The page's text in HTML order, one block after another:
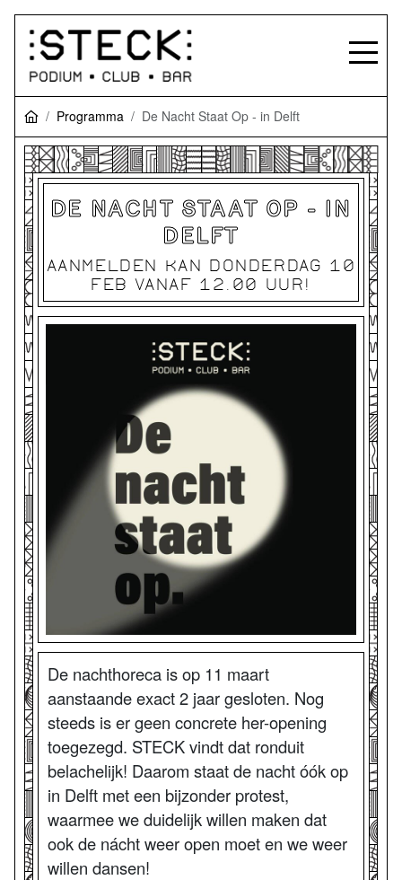
Programma De Nacht Staat Op - in Delft
DE NACHT STAAT OP - IN
DELFT
AANMELDEN KAN DONDERDAG 10
FEB VANAF 12.00 UUR!
De nachthoreca is op 11 maart
aanstaande exact 2 jaar gesloten. Nog
steeds is er geen concrete her-opening
toegezegd. STECK vindt dat ronduit
belachelijk! Daarom staat de nacht óók op
in Delft met een bijzonder protest,
waarmee we duidelijk willen maken dat
ook de nácht weer open moet en we weer
willen dansen!